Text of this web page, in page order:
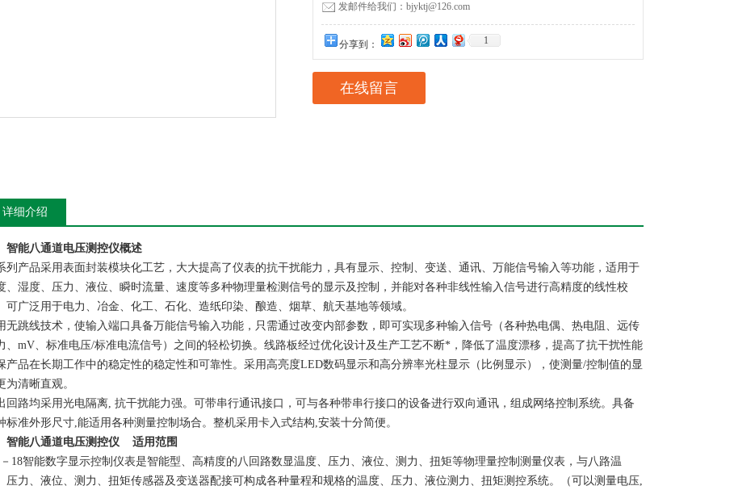
发邮件给我们：bjyktj@126.com
分享到： 1
在线留言
详细介绍
智能八通道电压测控仪概述
列产品采用表面封装模块化工艺，大大提高了仪表的抗干扰能力，具有显示、控制、变送、通讯、万能信号输入等功能，适用于
、湿度、压力、液位、瞬时流量、速度等多种物理量检测信号的显示及控制，并能对各种非线性输入信号进行高精度的线性校
可广泛用于电力、冶金、化工、石化、造纸印染、酿造、烟草、航天基地等领域。
无跳线技术，使输入端口具备万能信号输入功能，只需通过改变内部参数，即可实现多种输入信号（各种热电偶、热电阻、远传
、mV、标准电压/标准电流信号）之间的轻松切换。线路板经过优化设计及生产工艺不断*，降低了温度漂移，提高了抗干扰性能
产品在长期工作中的稳定性的稳定性和可靠性。采用高亮度LED数码显示和高分辨率光柱显示（比例显示），使测量/控制值的显
为清晰直观。
回路均采用光电隔离, 抗干扰能力强。可带串行通讯接口，可与各种带串行接口的设备进行双向通讯，组成网络控制系统。具备
标准外形尺寸,能适用各种测量控制场合。整机采用卡入式结构,安装十分简便。
智能八通道电压测控仪
适用范围
18智能数字显示控制仪表是智能型、高精度的八回路数显温度、压力、液位、测力、扭矩等物理量控制测量仪表，与八路温
压力、液位、测力、扭矩传感器及变送器配接可构成各种量程和规格的温度、压力、液位测力、扭矩测控系统。（可以测量电压,